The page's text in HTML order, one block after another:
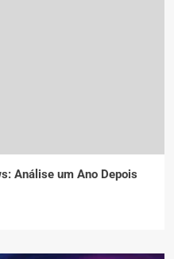
Análise um Ano Depois